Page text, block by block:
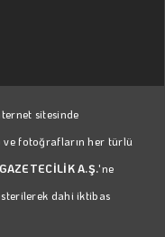
sitesinde
ve fotoğrafların her türlü
A.Ş.'ne
dahi iktibas